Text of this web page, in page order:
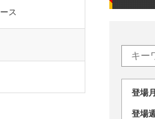
登
登
ス